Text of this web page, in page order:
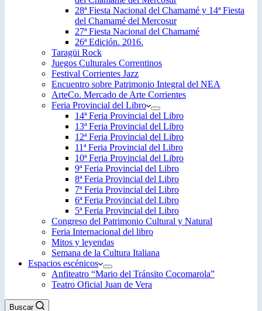
28ª Fiesta Nacional del Chamamé y 14ª Fiesta
del Chamamé del Mercosur
27ª Fiesta Nacional del Chamamé
26ª Edición. 2016.
Taragüi Rock
Juegos Culturales Correntinos
Festival Corrientes Jazz
Encuentro sobre Patrimonio Integral del NEA
ArteCo. Mercado de Arte Corrientes
Feria Provincial del Libro
14ª Feria Provincial del Libro
13ª Feria Provincial del Libro
12ª Feria Provincial del Libro
11ª Feria Provincial del Libro
10ª Feria Provincial del Libro
9ª Feria Provincial del Libro
8ª Feria Provincial del Libro
7ª Feria Provincial del Libro
6ª Feria Provincial del Libro
5ª Feria Provincial del Libro
Congreso del Patrimonio Cultural y Natural
Feria Internacional del libro
Mitos y leyendas
Semana de la Cultura Italiana
Espacios escénicos
Anfiteatro “Mario del Tránsito Cocomarola”
Teatro Oficial Juan de Vera
Buscar